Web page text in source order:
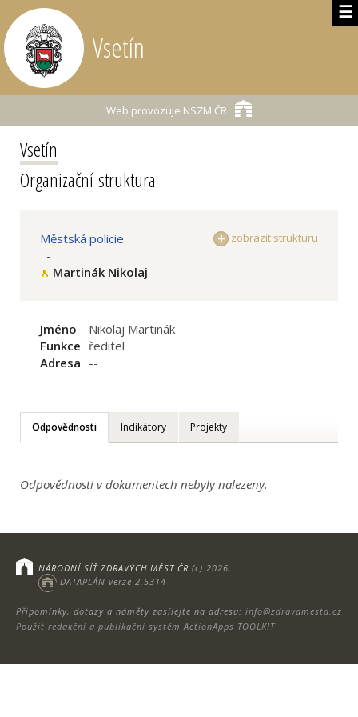
☰
Vsetín
Web provozuje NSZM ČR
Vsetín
Organizační struktura
zobrazit strukturu
Městská policie
-
Martinák Nikolaj
Jméno
Nikolaj Martinák
Funkce ředitel
Adresa --
Odpovědnosti Indikátory Projekty
Odpovědnosti v dokumentech nebyly nalezeny.
Připomínky, dotazy a náměty zasílejte na adresu: info@zdravamesta.cz
Použit redakční a publikační systém ActionApps TOOLKIT
NÁRODNÍ SÍŤ ZDRAVÝCH MĚST ČR (c) 2026;
DATAPLÁN verze 2.5314